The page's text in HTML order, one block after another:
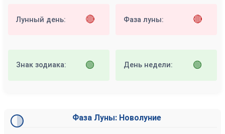
Лунный день: 🔴 Фаза луны: 🔴
Знак зодиака: 🟢 День недели: 🟢
Фаза Луны: Новолуние